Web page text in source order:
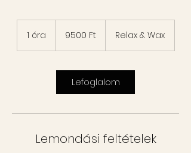
1 óra
forint9500 Ft Relax & Wax
Lefoglalom
Lemondási feltételek